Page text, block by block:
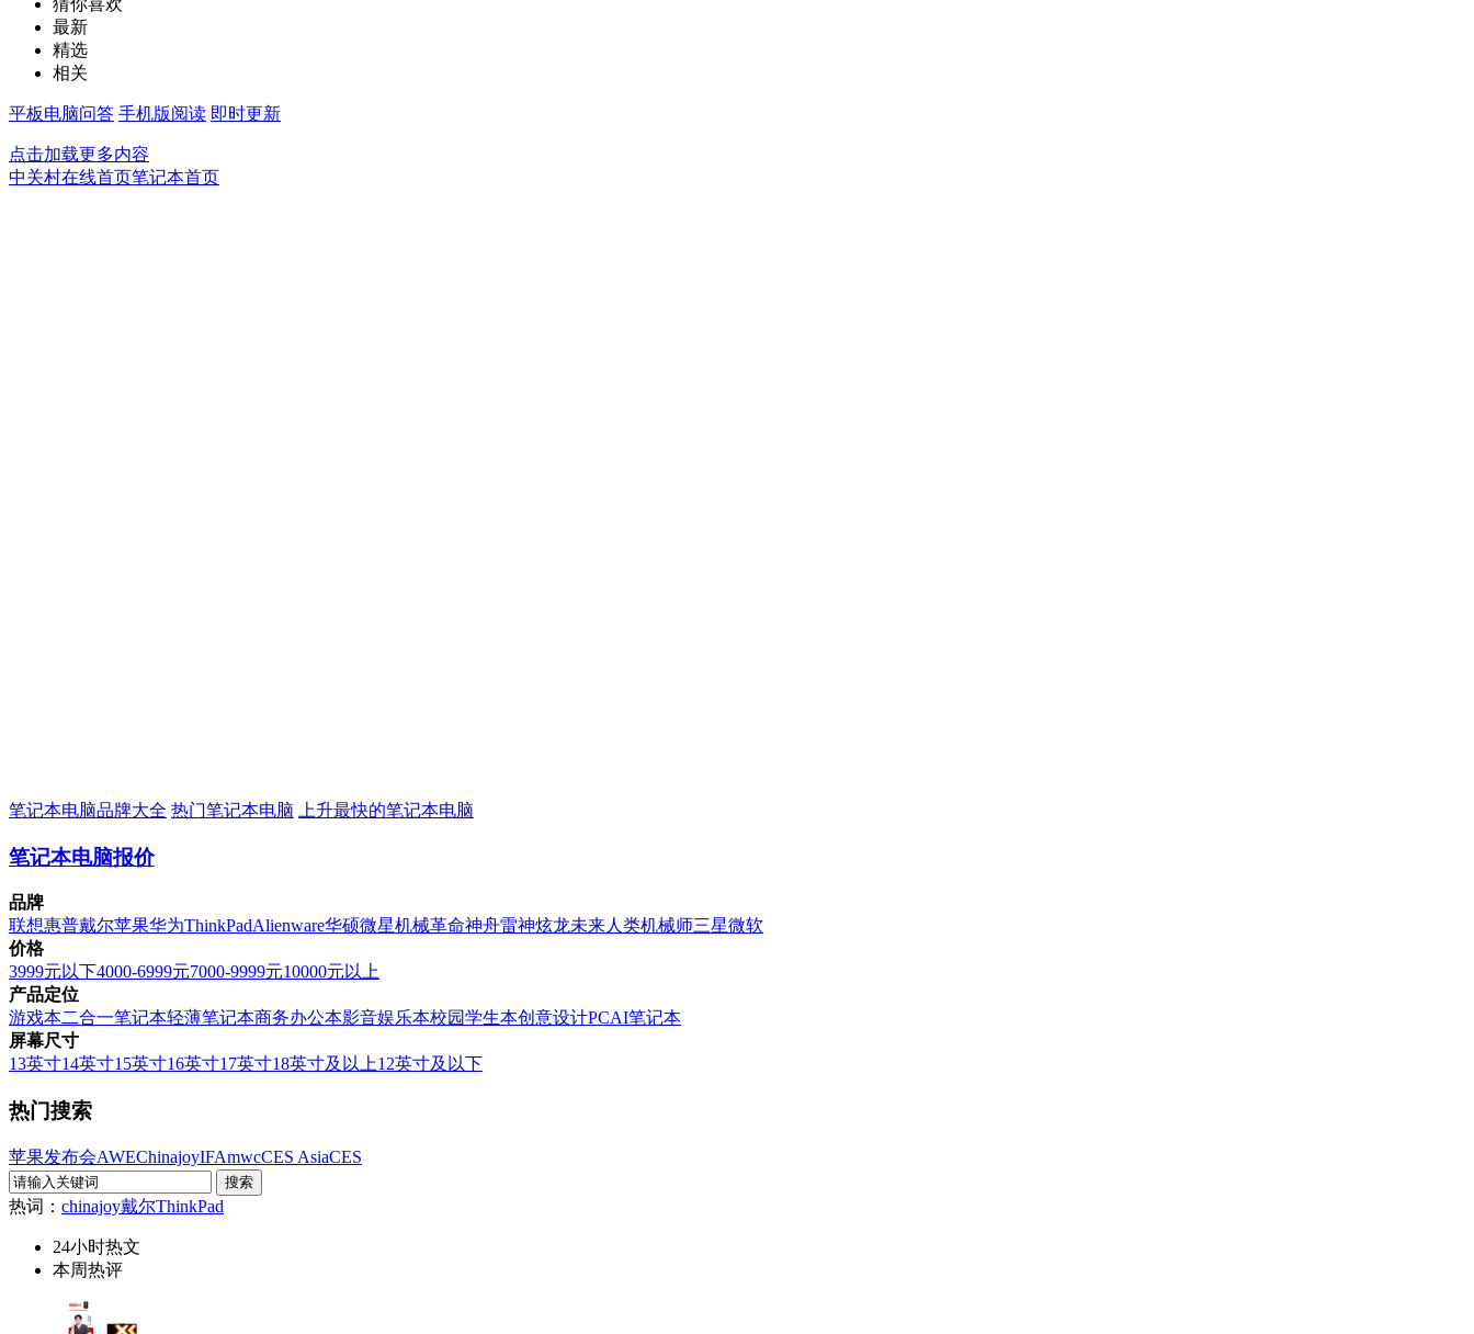
最新
精选
相关
平板电脑问答 手机版阅读 即时更新
点击加载更多内容
中关村在线首页笔记本首页
笔记本电脑品牌大全 热门笔记本电脑 上升最快的笔记本电脑
笔记本电脑报价
品牌
联想惠普戴尔苹果华为ThinkPadAlienware华硕微星机械革命神舟雷神炫龙未来人类机械师三星微软
价格
3999元以下4000-6999元7000-9999元10000元以上
产品定位
游戏本二合一笔记本轻薄笔记本商务办公本影音娱乐本校园学生本创意设计PCAI笔记本
屏幕尺寸
13英寸14英寸15英寸16英寸17英寸18英寸及以上12英寸及以下
热门搜索
苹果发布会AWEChinajoyIFAmwcCES AsiaCES
热词： chinajoy戴尔ThinkPad
24小时热文
本周热评